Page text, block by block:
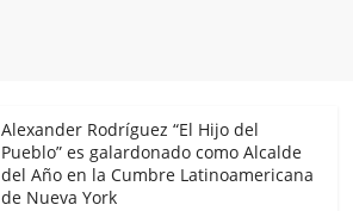
Alexander Rodríguez “El Hijo del
Pueblo” es galardonado como Alcalde
del Año en la Cumbre Latinoamericana
de Nueva York